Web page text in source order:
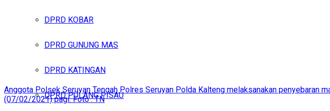
DPRD KOBAR
DPRD GUNUNG MAS
DPRD KATINGAN
DPRD PULANG PISAU
Anggota Polsek Seruyan Tengah Polres Seruyan Polda Kalteng melaksanakan penyebaran
(07/02/2021) pagi. Foto : TN